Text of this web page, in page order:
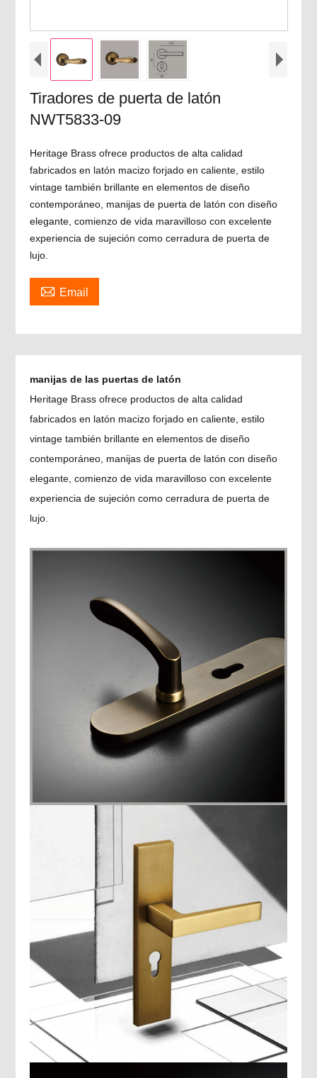
Tiradores de puerta de latón
NWT5833-09
Heritage Brass ofrece productos de alta calidad
fabricados en latón macizo forjado en caliente, estilo
vintage también brillante en elementos de diseño
contemporáneo, manijas de puerta de latón con diseño
elegante, comienzo de vida maravilloso con excelente
experiencia de sujeción como cerradura de puerta de
lujo.
 Email
manijas de las puertas de latón
Heritage Brass ofrece productos de alta calidad
fabricados en latón macizo forjado en caliente, estilo
vintage también brillante en elementos de diseño
contemporáneo, manijas de puerta de latón con diseño
elegante, comienzo de vida maravilloso con excelente
experiencia de sujeción como cerradura de puerta de
lujo.